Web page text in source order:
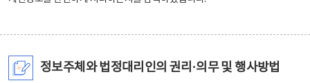
정보주체와 법정대리인의 권리·의무 및 행사방법